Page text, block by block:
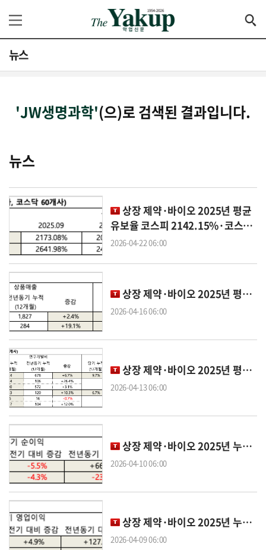
뉴스
'JW생명과학'(으)로 검색된 결과입니다.
뉴스
상장 제약·바이오 2025년 평균
유보율 코스피 2142.15%·코스닥
2583.86%
2026-04-22 06:00
상장 제약·바이오 2025년 평균 상품매출 코스피 1871억원·코스닥 338억원
2026-04-16 06:00
상장 제약·바이오 2025년 평균 R&D비 코스피 724억원·코스닥 133억원
2026-04-13 06:00
상장 제약·바이오 2025년 누적 평균 순이익 코스피 917억원·코스닥 175억원
2026-04-10 06:00
상장 제약·바이오 2025년 누적 평균 영업이익 코스피 1084억·코스닥 229억
2026-04-09 06:00